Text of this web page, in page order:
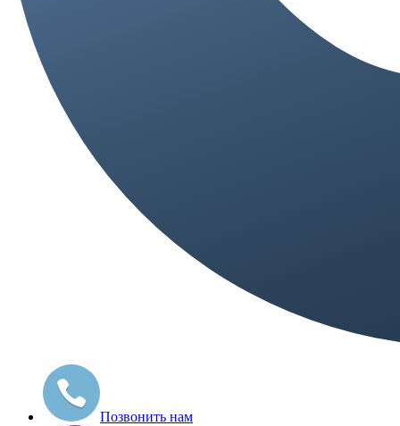
Позвонить нам